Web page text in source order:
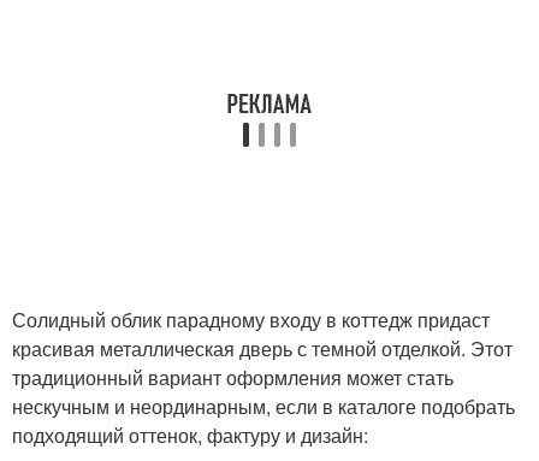
Солидный облик парадному входу в коттедж придаст
красивая металлическая дверь с темной отделкой. Этот
традиционный вариант оформления может стать
нескучным и неординарным, если в каталоге подобрать
подходящий оттенок, фактуру и дизайн: